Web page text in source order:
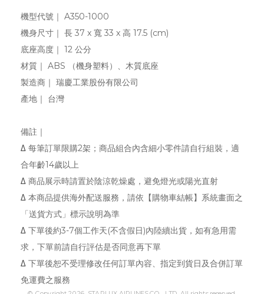
機型代號｜ A350-1000
機身尺寸｜ 長 37 x 寬 33 x 高 17.5 (cm)
底座高度｜ 12 公分
材質｜ ABS （機身塑料）、木質底座
製造商｜ 瑞慶工業股份有限公司
產地｜ 台灣
備註｜
∆ 每筆訂單限購2架；商品組合內含細小零件請自行組裝，適
合年齡14歲以上
∆ 商品展示時請置於陰涼乾燥處，避免燈光或陽光直射
∆ 本商品提供海外配送服務，請依【購物車結帳】系統畫面之
「送貨方式」標示說明為準
∆ 下單後約3-7個工作天(不含假日)內陸續出貨，如有急用需
求，下單前請自行評估是否同意再下單
∆ 下單後恕不受理修改任何訂單內容、指定到貨日及合併訂單
免運費之服務